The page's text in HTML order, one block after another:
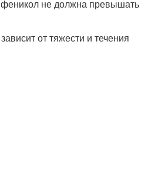
не должна превышать
от тяжести и течения